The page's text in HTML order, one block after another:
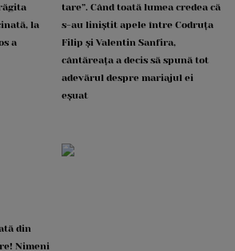
la
a
tare”. Când toată lumea credea că
s-au liniștit apele între Codruța
Filip și Valentin Sanfira,
cântăreața a decis să spună tot
adevărul despre mariajul ei
eșuat
din
Nimeni